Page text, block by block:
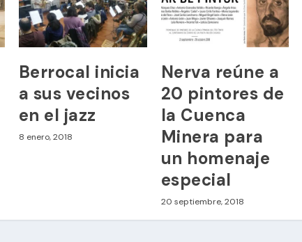
Berrocal inicia
a sus vecinos
en el jazz
8 enero, 2018
Nerva reúne a
20 pintores de
la Cuenca
Minera para
un homenaje
especial
20 septiembre, 2018